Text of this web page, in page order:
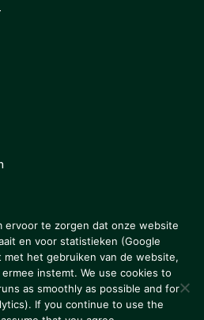
EIS Colofon
Disclaimer
ervoor te zorgen dat onze website
en voor statistieken (Google
met het gebruiken van de website,
instemt. We use cookies to
as smoothly as possible and for
If you continue to use the